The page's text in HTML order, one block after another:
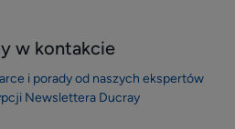
w kontakcie
i porady od naszych ekspertów
Newslettera Ducray